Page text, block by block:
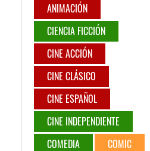
ANIMACIÓN
CIENCIA FICCIÓN
CINE ACCIÓN
CINE CLÁSICO
CINE ESPAÑOL
CINE INDEPENDIENTE
COMEDIA
COMIC